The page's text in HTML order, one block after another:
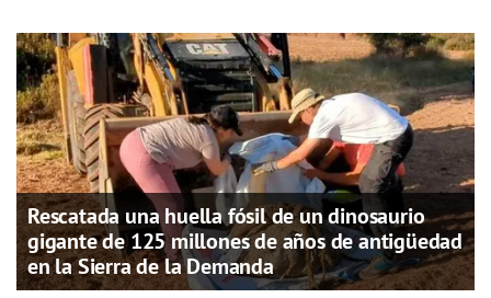
Rescatada una huella fósil de un dinosaurio
gigante de 125 millones de años de antigüedad
en la Sierra de la Demanda